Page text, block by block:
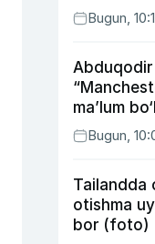
Bugun,
Abduqodir
ma’lum
Bugun,
Tailandda
otishma
bor (foto)